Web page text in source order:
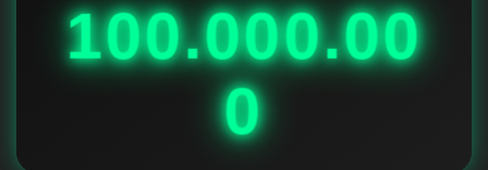
100.000.00
0